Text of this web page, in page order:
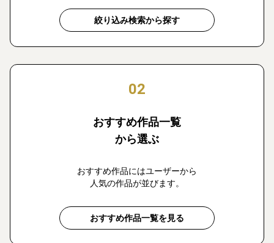
絞り込み検索から探す
02
おすすめ作品一覧
から選ぶ
おすすめ作品にはユーザーから
人気の作品が並びます。
おすすめ作品一覧を見る